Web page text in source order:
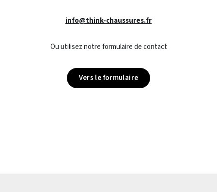
info@think-chaussures.fr
Ou utilisez notre formulaire de contact
Vers le formulaire